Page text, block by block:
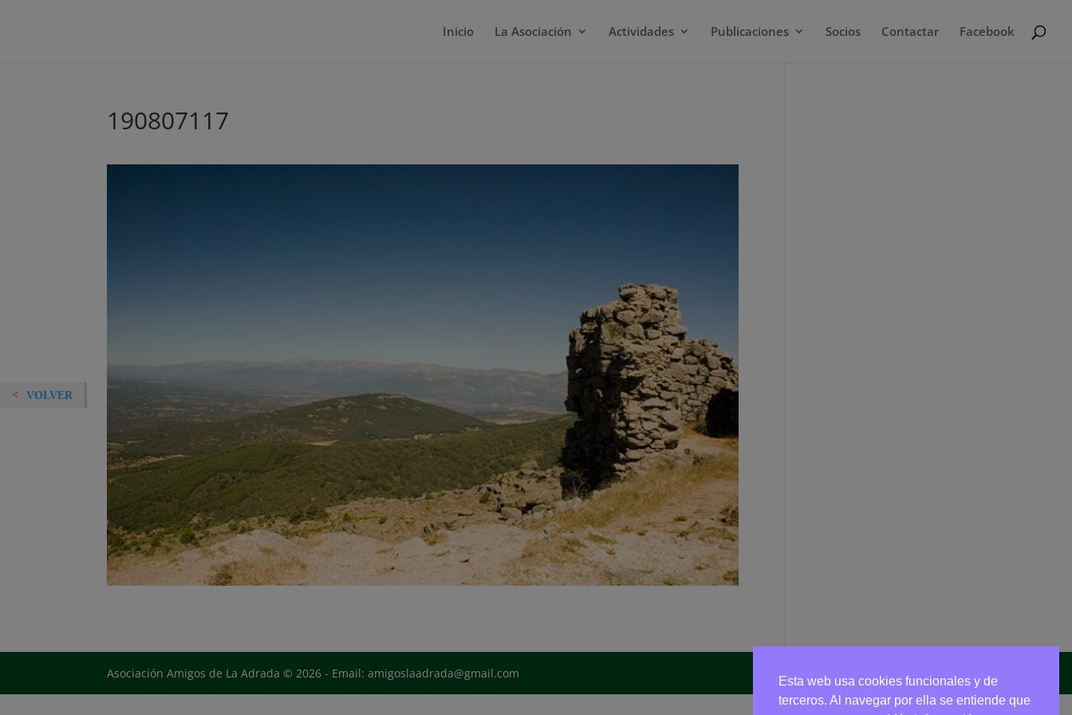
Inicio La Asociación Actividades Publicaciones Socios Contactar Facebook
190807117
Asociación Amigos de La Adrada © 2026 - Email: amigoslaadrada@gmail.com
VOLVER
Esta web usa cookies funcionales y de
terceros. Al navegar por ella se entiende que